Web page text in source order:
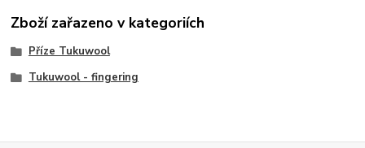
Zboží zařazeno v kategoriích
Příze Tukuwool
Tukuwool - fingering